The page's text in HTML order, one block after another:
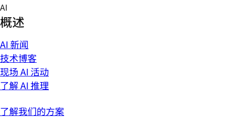
Skip
to
content
AI
概述
AI 新闻
技术博客
现场 AI 活动
了解 AI 推理
了解我们的方案